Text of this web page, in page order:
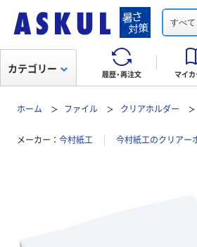
すべて
履歴・再注文 マイ
カテゴリー
ホーム ファイル クリアホルダー
メーカー 今村紙工 今村紙工のクリアー